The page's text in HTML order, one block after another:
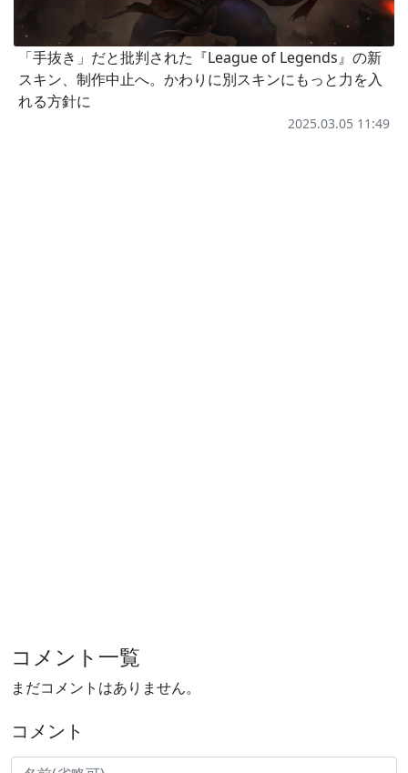
「手抜き」だと批判された『League of Legends』の新
スキン、制作中止へ。かわりに別スキンにもっと力を入
れる方針に
2025.03.05 11:49
コメント一覧
まだコメントはありません。
コメント